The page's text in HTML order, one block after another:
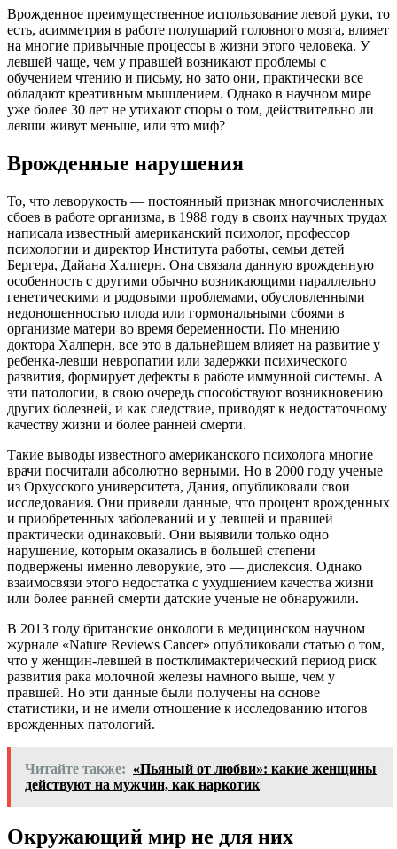
Врожденное преимущественное использование левой руки, то
есть, асимметрия в работе полушарий головного мозга, влияет
на многие привычные процессы в жизни этого человека. У
левшей чаще, чем у правшей возникают проблемы с
обучением чтению и письму, но зато они, практически все
обладают креативным мышлением. Однако в научном мире
уже более 30 лет не утихают споры о том, действительно ли
левши живут меньше, или это миф?
Врожденные нарушения
То, что леворукость — постоянный признак многочисленных
сбоев в работе организма, в 1988 году в своих научных трудах
написала известный американский психолог, профессор
психологии и директор Института работы, семьи детей
Бергера, Дайана Халперн. Она связала данную врожденную
особенность с другими обычно возникающими параллельно
генетическими и родовыми проблемами, обусловленными
недоношенностью плода или гормональными сбоями в
организме матери во время беременности. По мнению
доктора Халперн, все это в дальнейшем влияет на развитие у
ребенка-левши невропатии или задержки психического
развития, формирует дефекты в работе иммунной системы. А
эти патологии, в свою очередь способствуют возникновению
других болезней, и как следствие, приводят к недостаточному
качеству жизни и более ранней смерти.
Такие выводы известного американского психолога многие
врачи посчитали абсолютно верными. Но в 2000 году ученые
из Орхусского университета, Дания, опубликовали свои
исследования. Они привели данные, что процент врожденных
и приобретенных заболеваний и у левшей и правшей
практически одинаковый. Они выявили только одно
нарушение, которым оказались в большей степени
подвержены именно леворукие, это — дислексия. Однако
взаимосвязи этого недостатка с ухудшением качества жизни
или более ранней смерти датские ученые не обнаружили.
В 2013 году британские онкологи в медицинском научном
журнале «Nature Reviews Cancer» опубликовали статью о том,
что у женщин-левшей в постклимактерический период риск
развития рака молочной железы намного выше, чем у
правшей. Но эти данные были получены на основе
статистики, и не имели отношение к исследованию итогов
врожденных патологий.
Читайте также: «Пьяный от любви»: какие женщины
действуют на мужчин, как наркотик
Окружающий мир не для них